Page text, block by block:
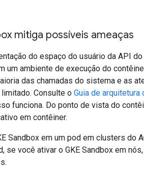
mitiga possíveis ameaças
do espaço do usuário da API
um ambiente de execução do
das chamadas do sistema e as
Consulte o Guia de arquitetura
funciona. Do ponto de vista do
em contêiner.
Sandbox em um pod em clusters do
se você ativar o GKE Sandbox em